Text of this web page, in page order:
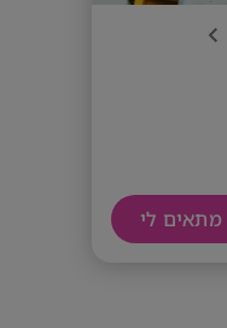
מתאים לי